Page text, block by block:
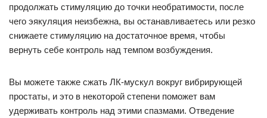
продолжать стимуляцию до точки необратимости, после
чего эякуляция неизбежна, вы останавливаетесь или резко
снижаете стимуляцию на достаточное время, чтобы
вернуть себе контроль над темпом возбуждения.
Вы можете также сжать ЛК-мускул вокруг вибрирующей
простаты, и это в некоторой степени поможет вам
удерживать контроль над этими спазмами. Отведение